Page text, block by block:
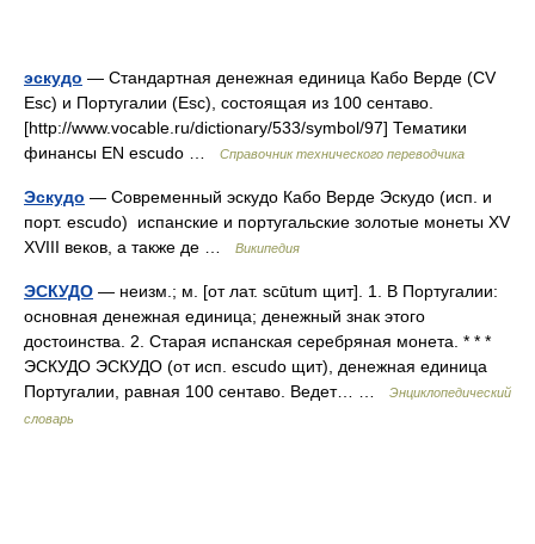
эскудо — Стандартная денежная единица Кабо Верде (CV
Esc) и Португалии (Esc), состоящая из 100 сентаво.
[http://www.vocable.ru/dictionary/533/symbol/97] Тематики
финансы EN escudo …
Справочник технического переводчика
Эскудо — Современный эскудо Кабо Верде Эскудо (исп. и
порт. escudo) испанские и португальские золотые монеты XV
XVIII веков, а также де …
Википедия
ЭСКУДО — неизм.; м. [от лат. scūtum щит]. 1. В Португалии:
основная денежная единица; денежный знак этого
достоинства. 2. Старая испанская серебряная монета. * * *
ЭСКУДО ЭСКУДО (от исп. escudo щит), денежная единица
Португалии, равная 100 сентаво. Ведет… …
Энциклопедический
словарь